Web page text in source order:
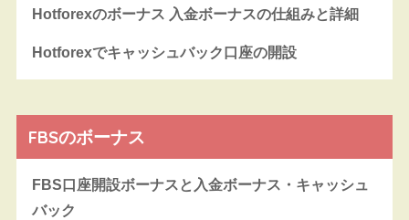
Hotforexのボーナス 入金ボーナスの仕組みと詳細
Hotforexでキャッシュバック口座の開設
FBSのボーナス
FBS口座開設ボーナスと入金ボーナス・キャッシュ
バック